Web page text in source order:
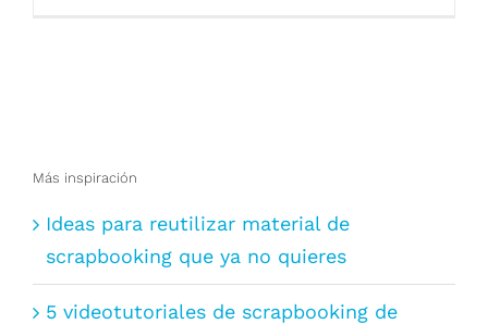
Más inspiración
Ideas para reutilizar material de
scrapbooking que ya no quieres
5 videotutoriales de scrapbooking de